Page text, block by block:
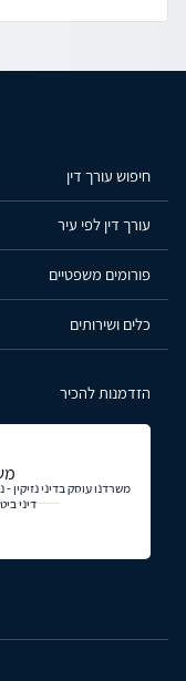
חיפוש עורך דין
עורך דין לפי עיר
פורומים משפטיים
כלים ושירותים
הזדמנות להכיר
משרדנו עוסק בדיני נזיקין
דיני